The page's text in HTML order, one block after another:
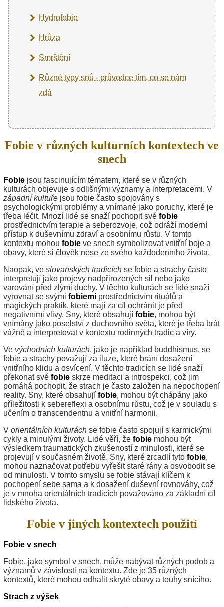
Hydrofobie
Hrůza
Smrštění
Různé typy snů - průvodce tím, co se nám
zdá
Fobie v různých kulturních kontextech ve
snech
Fobie jsou fascinujícím tématem, které se v různých
kulturách objevuje s odlišnými významy a interpretacemi. V
západní kultuře jsou fobie často spojovány s
psychologickými problémy a vnímané jako poruchy, které je
třeba léčit. Mnozí lidé se snaží pochopit své fobie
prostřednictvím terapie a seberozvoje, což odráží moderní
přístup k duševnímu zdraví a osobnímu růstu. V tomto
kontextu mohou fobie ve snech symbolizovat vnitřní boje a
obavy, které si člověk nese ze svého každodenního života.
Naopak, ve slovanských tradicích se fobie a strachy často
interpretují jako projevy nadpřirozených sil nebo jako
varování před zlými duchy. V těchto kulturách se lidé snaží
vyrovnat se svými fobiemi prostřednictvím rituálů a
magických praktik, které mají za cíl ochránit je před
negativními vlivy. Sny, které obsahují fobie, mohou být
vnímány jako poselství z duchovního světa, které je třeba brát
vážně a interpretovat v kontextu rodinných tradic a víry.
Ve východních kulturách, jako je například buddhismus, se
fobie a strachy považují za iluze, které brání dosažení
vnitřního klidu a osvícení. V těchto tradicích se lidé snaží
překonat své fobie skrze meditaci a introspekci, což jim
pomáhá pochopit, že strach je často založen na nepochopení
reality. Sny, které obsahují fobie, mohou být chápány jako
příležitosti k sebereflexi a osobnímu růstu, což je v souladu s
učením o transcendentnu a vnitřní harmonii.
V orientálních kulturách se fobie často spojují s karmickými
cykly a minulými životy. Lidé věří, že fobie mohou být
výsledkem traumatických zkušeností z minulosti, které se
projevují v současném životě. Sny, které zrcadlí tyto fobie,
mohou naznačovat potřebu vyřešit staré rány a osvobodit se
od minulosti. V tomto smyslu se fobie stávají klíčem k
pochopení sebe sama a k dosažení duševní rovnováhy, což
je v mnoha orientálních tradicích považováno za základní cíl
lidského života.
Fobie v jiných kontextech použití
Fobie v snech
Fobie, jako symbol v snech, může nabývat různých podob a
významů v závislosti na kontextu. Zde je 35 různých
kontextů, které mohou odhalit skryté obavy a touhy snícího.
Strach z výšek